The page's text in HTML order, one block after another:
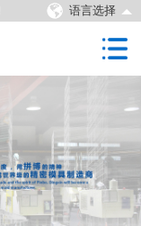
语言选择